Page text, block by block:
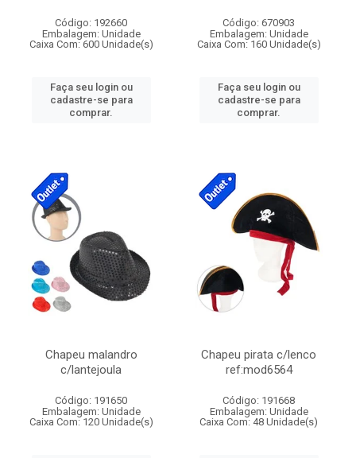
Código: 192660
Embalagem: Unidade
Caixa Com: 600 Unidade(s)
Faça seu login ou
cadastre-se para
comprar.
Código: 670903
Embalagem: Unidade
Caixa Com: 160 Unidade(s)
Faça seu login ou
cadastre-se para
comprar.
Chapeu malandro
c/lantejoula
Código: 191650
Embalagem: Unidade
Caixa Com: 120 Unidade(s)
Chapeu pirata c/lenco
ref:mod6564
Código: 191668
Embalagem: Unidade
Caixa Com: 48 Unidade(s)